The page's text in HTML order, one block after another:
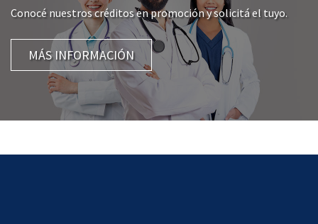
Conocé nuestros créditos en promoción y solicitá el tuyo.
MÁS INFORMACIÓN